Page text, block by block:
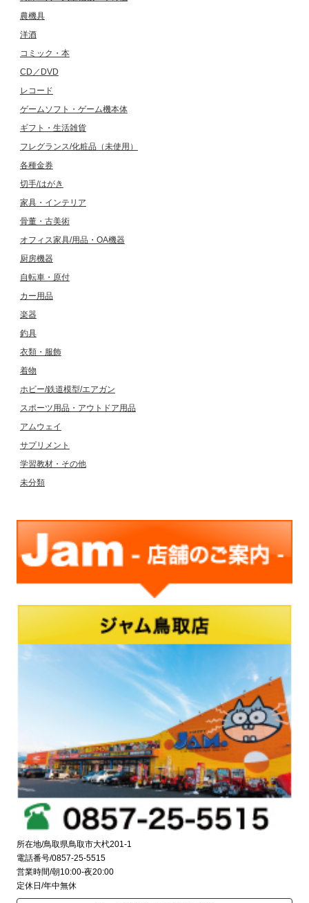
農機具
洋酒
コミック・本
CD／DVD
レコード
ゲームソフト・ゲーム機本体
ギフト・生活雑貨
フレグランス/化粧品（未使用）
各種金券
切手/はがき
家具・インテリア
骨董・古美術
オフィス家具/用品・OA機器
厨房機器
自転車・原付
カー用品
楽器
釣具
衣類・服飾
着物
ホビー/鉄道模型/エアガン
スポーツ用品・アウトドア用品
アムウェイ
サプリメント
学習教材・その他
未分類
所在地/鳥取県鳥取市大杙201-1
電話番号/0857-25-5515
営業時間/朝10:00-夜20:00
定休日/年中無休